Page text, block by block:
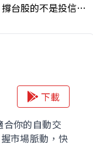
撐台股的不是投信，是買ETF的你自己｜Mr.Jimmy高志銘 #ETF #投信買超 #台股
下載
你的自動交
市場脈動，快